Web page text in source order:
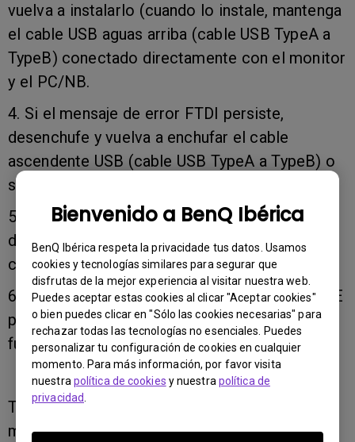
Bienvenido a BenQ Ibérica
BenQ Ibérica respeta la privacidade tus datos. Usamos
cookies y tecnologías similares para segurar que
disfrutas de la mejor experiencia al visitar nuestra web.
Puedes aceptar estas cookies al clicar "Aceptar cookies"
o bien puedes clicar en "Sólo las cookies necesarias" para
rechazar todas las tecnologías no esenciales. Puedes
personalizar tu configuración de cookies en cualquier
momento. Para más información, por favor visita
nuestra política de cookies y nuestra política de
privacidad
vuelva a instalarlo (cuando lo instale, mantenga
el cable USB aguas arriba (cable USB TypeA a
TypeB) conectado directamente con el monitor
y el PC/NB.
4. Si el mensaje de error FTDI persiste,
desenchufe y vuelva a enchufar el cable
ascendente USB (cable USB TypeA a TypeB) o
sustituya uno nuevo.
5. Si el mensaje de error FTDI persiste, intente
descargar la última versión del controlador del
calibrador del proveedor e instalarlo.
6. Reinicie el PC/NB y comience a utilizar PME
para comprobar si el controlador FTDI
funciona.
Tenga en cuenta que si se utilizan dos
monitores simultáneamente, asegúrese de que